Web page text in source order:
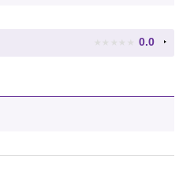
★ ★ ★ ★ ★ 0.0